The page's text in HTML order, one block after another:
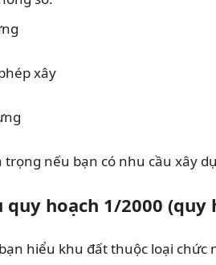
xây
trọng nếu bạn có nhu cầu xây
quy hoạch 1/2000 (quy
hiểu khu đất thuộc loại chức